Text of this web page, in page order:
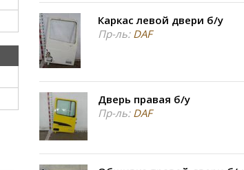
Каркас левой двери б/у
Пр-ль:DAF
Дверь правая б/у
Пр-ль:DAF